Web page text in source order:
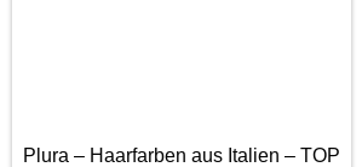
Plura – Haarfarben aus Italien – TOP